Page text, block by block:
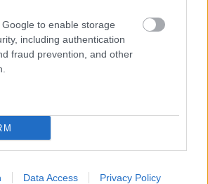
to enable storage
including authentication
fraud prevention, and other
Data Access Privacy Policy